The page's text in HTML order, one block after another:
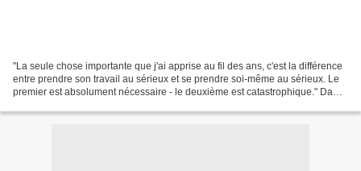
"La seule chose importante que j'ai apprise au fil des ans, c'est la différence
entre prendre son travail au sérieux et se prendre soi-même au sérieux. Le
premier est absolument nécessaire - le deuxième est catastrophique." Dame